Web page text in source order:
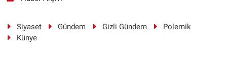
Siyaset Gündem Gizli Gündem
Polemik
Künye